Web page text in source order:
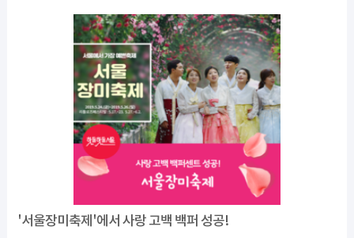
'서울장미축제'에서 사랑 고백 백퍼 성공!